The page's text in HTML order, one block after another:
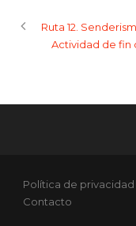
Ruta 12.
Actividad de fin
Política de privacidad
Contacto